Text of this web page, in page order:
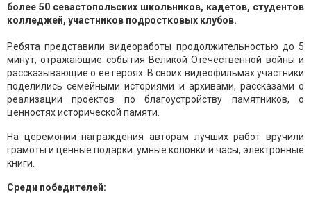
более 50 севастопольских школьников, кадетов, студентов
колледжей, участников подростковых клубов.
Ребята представили видеоработы продолжительностью до 5
минут, отражающие события Великой Отечественной войны и
рассказывающие о ее героях. В своих видеофильмах участники
поделились семейными историями и архивами, рассказами о
реализации проектов по благоустройству памятников, о
ценностях исторической памяти.
На церемонии награждения авторам лучших работ вручили
грамоты и ценные подарки: умные колонки и часы, электронные
книги.
Среди победителей: